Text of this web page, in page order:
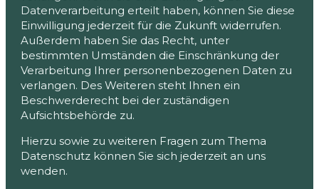
Datenverarbeitung erteilt haben, können Sie diese
Einwilligung jederzeit für die Zukunft widerrufen.
Außerdem haben Sie das Recht, unter
bestimmten Umständen die Einschränkung der
Verarbeitung Ihrer personenbezogenen Daten zu
verlangen. Des Weiteren steht Ihnen ein
Beschwerderecht bei der zuständigen
Aufsichtsbehörde zu.
Hierzu sowie zu weiteren Fragen zum Thema
Datenschutz können Sie sich jederzeit an uns
wenden.